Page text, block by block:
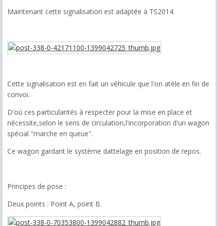
Maintenant cette signalisation est adaptée à TS2014.
Cette signalisation est en fait un véhicule que l'on atèle en fin de
convoi.
D'où ces particularités à respecter pour la mise en place et
nécessite,selon le sens de circulation,l'incorporation d'un wagon
spécial "marche en queue".
Ce wagon gardant le système dattelage en position de repos.
Principes de pose :
Deux points : Point A, point B.